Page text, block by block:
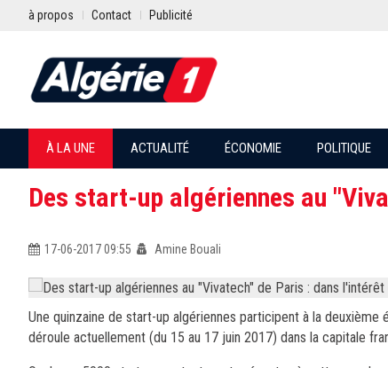
à propos Contact Publicité
À LA UNE ACTUALITÉ ÉCONOMIE POLITIQUE
Des start-up algériennes au
17-06-2017 09:55 Amine Bouali
Une quinzaine de start-up algériennes participent à la
déroule actuellement (du 15 au 17 juin 2017) dans la capitale